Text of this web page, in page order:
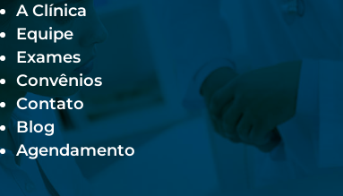
A Clínica
Equipe
Exames
Convênios
Contato
Blog
Agendamento